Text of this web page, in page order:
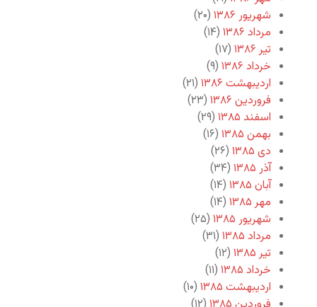
شهریور ۱۳۸۶
(۲۰)
مرداد ۱۳۸۶
(۱۴)
تیر ۱۳۸۶
(۱۷)
خرداد ۱۳۸۶
(۹)
اردیبهشت ۱۳۸۶
(۲۱)
فروردین ۱۳۸۶
(۲۳)
اسفند ۱۳۸۵
(۲۹)
بهمن ۱۳۸۵
(۱۶)
دی ۱۳۸۵
(۲۶)
آذر ۱۳۸۵
(۳۴)
آبان ۱۳۸۵
(۱۴)
مهر ۱۳۸۵
(۱۴)
شهریور ۱۳۸۵
(۲۵)
مرداد ۱۳۸۵
(۳۱)
تیر ۱۳۸۵
(۱۲)
خرداد ۱۳۸۵
(۱۱)
اردیبهشت ۱۳۸۵
(۱۰)